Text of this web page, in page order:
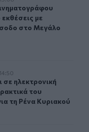
με
στο Μεγάλο
τα πρακτικά του
14:50
σε ηλεκτρονική
ηλεκτρονική
του
τη Ρένα Κυριακού